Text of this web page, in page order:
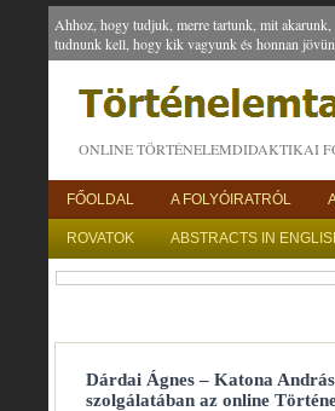
Ahhoz, hogy tudjuk, merre tartunk, mit akarunk,
tudnunk kell, hogy kik vagyunk és honnan
ONLINE TÖRTÉNELEMDIDAKTIKAI
FŐOLDAL A FOLYÓIRATRÓL
ROVATOK ABSTRACTS IN
Dárdai Ágnes – Katona
szolgálatában az online